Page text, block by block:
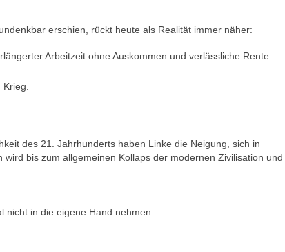
erschien, rückt heute als Realität immer näher:
Arbeitzeit ohne Auskommen und verlässliche Rente.
des 21. Jahrhunderts haben Linke die Neigung, sich in
bis zum allgemeinen Kollaps der modernen Zivilisation und
in die eigene Hand nehmen.